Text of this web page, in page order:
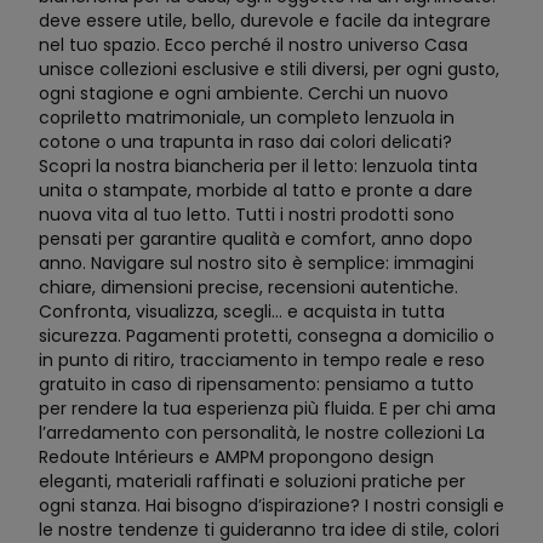
deve essere utile, bello, durevole e facile da integrare
nel tuo spazio. Ecco perché il nostro universo Casa
unisce collezioni esclusive e stili diversi, per ogni gusto,
ogni stagione e ogni ambiente. Cerchi un nuovo
copriletto matrimoniale, un completo lenzuola in
cotone o una trapunta in raso dai colori delicati?
Scopri la nostra biancheria per il letto: lenzuola tinta
unita o stampate, morbide al tatto e pronte a dare
nuova vita al tuo letto. Tutti i nostri prodotti sono
pensati per garantire qualità e comfort, anno dopo
anno. Navigare sul nostro sito è semplice: immagini
chiare, dimensioni precise, recensioni autentiche.
Confronta, visualizza, scegli… e acquista in tutta
sicurezza. Pagamenti protetti, consegna a domicilio o
in punto di ritiro, tracciamento in tempo reale e reso
gratuito in caso di ripensamento: pensiamo a tutto
per rendere la tua esperienza più fluida. E per chi ama
l’arredamento con personalità, le nostre collezioni La
Redoute Intérieurs e AMPM propongono design
eleganti, materiali raffinati e soluzioni pratiche per
ogni stanza. Hai bisogno d’ispirazione? I nostri consigli e
le nostre tendenze ti guideranno tra idee di stile, colori